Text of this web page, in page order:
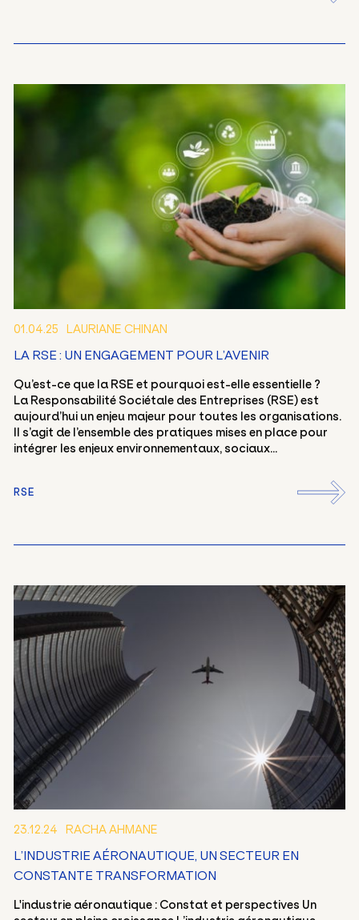
01.04.25 LAURIANE CHINAN
LA RSE : UN ENGAGEMENT POUR L’AVENIR
Qu’est-ce que la RSE et pourquoi est-elle essentielle ?
La Responsabilité Sociétale des Entreprises (RSE) est
aujourd’hui un enjeu majeur pour toutes les organisations.
Il s’agit de l’ensemble des pratiques mises en place pour
intégrer les enjeux environnementaux, sociaux...
RSE
23.12.24 RACHA AHMANE
L’INDUSTRIE AÉRONAUTIQUE, UN SECTEUR EN
CONSTANTE TRANSFORMATION
L'industrie aéronautique : Constat et perspectives Un